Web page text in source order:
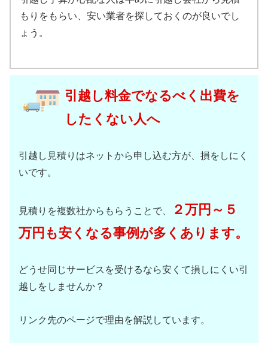
もりをもらい、安い業者を探しておくのが良いでし
ょう。
引越し料金でなるべく出費を
したくない人へ
引越し見積りはネットから申し込む方が、損をしにく
いです。
見積りを複数社からもらうことで、
２万円～５
万円も安くなる事例が多くあります。
どうせ同じサービスを受けるなら安くて損しにくい引
越しをしませんか？
リンク先のページで理由を解説しています。